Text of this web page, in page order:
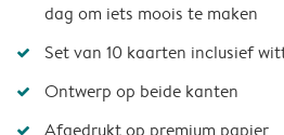
dag om iets moois te maken
Set van 10 kaarten inclusief
Ontwerp op beide kanten
Afgedrukt op premium papier